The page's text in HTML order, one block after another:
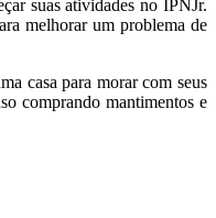
suas atividades no IPNJr.
melhorar um problema de
casa para morar com seus
comprando mantimentos e